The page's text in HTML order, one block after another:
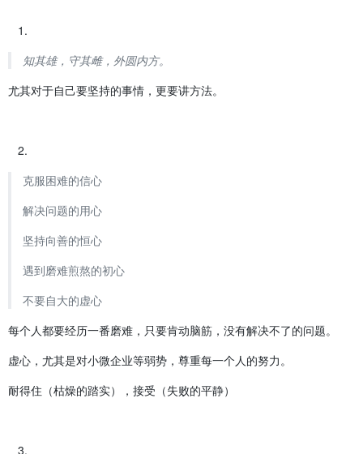
知其雄，守其雌，外圆内方。
尤其对于自己要坚持的事情，更要讲方法。
克服困难的信心
解决问题的用心
坚持向善的恒心
遇到磨难煎熬的初心
不要自大的虚心
每个人都要经历一番磨难，只要肯动脑筋，没有解决不了的问题。
虚心，尤其是对小微企业等弱势，尊重每一个人的努力。
耐得住（枯燥的踏实），接受（失败的平静）